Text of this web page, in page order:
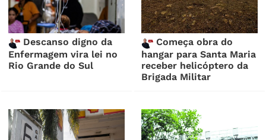
Descanso digno da
Enfermagem vira lei no
Rio Grande do Sul
Começa obra do
hangar para Santa Maria
receber helicóptero da
Brigada Militar